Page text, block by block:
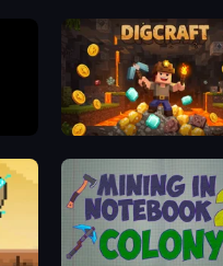
Dig Craft